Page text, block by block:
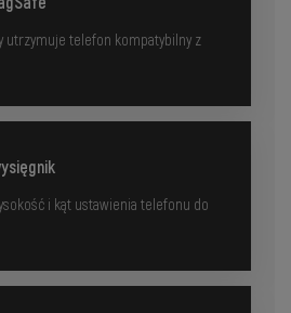
utrzymuje telefon kompatybilny z
i kąt ustawienia telefonu do